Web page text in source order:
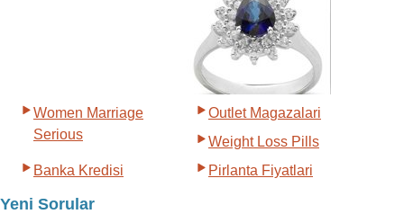
Women Marriage
Serious
Outlet Magazalari
Weight Loss Pills
Banka Kredisi
Pirlanta Fiyatlari
Yeni Sorular